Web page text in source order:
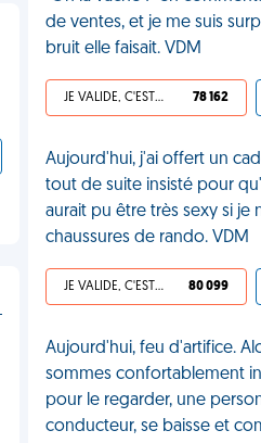
de ventes, et je me suis
bruit elle faisait. VDM
JE VALIDE, C'EST UNE VDM 78 162
Aujourd'hui, j'ai offert un
tout de suite insisté pour
aurait pu être très sexy si je
chaussures de rando. VDM
JE VALIDE, C'EST UNE VDM 80 099
Aujourd'hui, feu d'artifice.
sommes confortablement
pour le regarder, une
conducteur, se baisse et